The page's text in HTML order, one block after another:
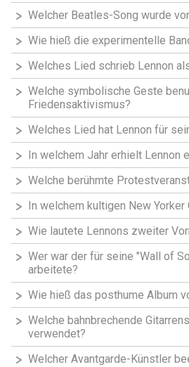
Welcher Beatles-Song wurde
Wie hieß die experimentelle
Welches Lied schrieb Lennon
Welche symbolische Geste
Friedensaktivismus?
Welches Lied hat Lennon für
In welchem Jahr erhielt Lennon
Welche berühmte
In welchem kultigen New
Wie lautete Lennons zweiter
Wer war der für seine "Wall of
arbeitete?
Wie hieß das posthume Album
Welche bahnbrechende
verwendet?
Welcher Avantgarde-Künstler